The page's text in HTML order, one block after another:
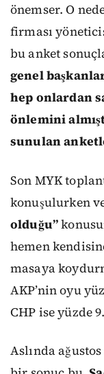
önemser. O
firması
bu anket
genel
hep onlardan
önlemini
sunulan
Son MYK
konuşulurken
olduğu”
hemen
masaya
AKP’nin oyu
CHP ise yüzde 9.
Aslında